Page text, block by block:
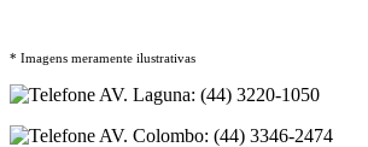
* Imagens meramente ilustrativas
AV. Laguna: (44) 3220-1050
AV. Colombo: (44) 3346-2474